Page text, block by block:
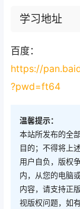
学习地址
百度：
https://
?pwd=ft64
温馨提示：
本站所发布的全
目的；不得将上
用户自负，版权
内，从您的电脑
内容，请支持正
视版权问题，如